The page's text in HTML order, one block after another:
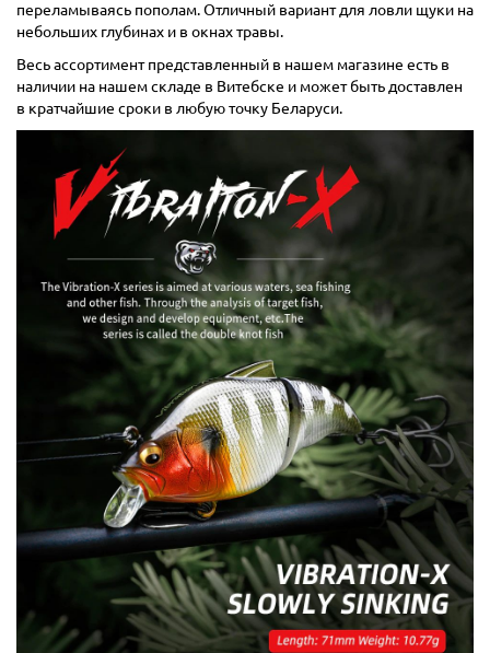
переламываясь пополам. Отличный вариант для ловли щуки на
небольших глубинах и в окнах травы.
Весь ассортимент представленный в нашем магазине есть в
наличии на нашем складе в Витебске и может быть доставлен
в кратчайшие сроки в любую точку Беларуси.